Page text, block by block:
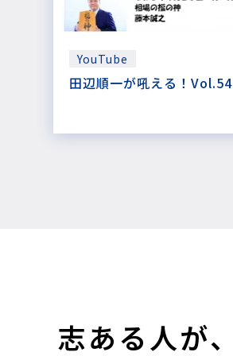
YouTube
田辺順一が吼える！Vol.54
志ある人が、